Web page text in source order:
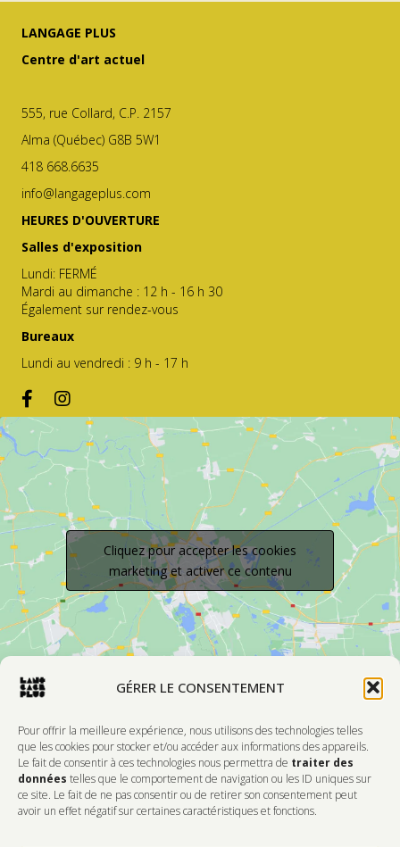
GÉRER LE CONSENTEMENT
Pour offrir la meilleure expérience, nous utilisons des technologies telles
que les cookies pour stocker et/ou accéder aux informations des appareils.
Le fait de consentir à ces technologies nous permettra de traiter des
données telles que le comportement de navigation ou les ID uniques sur
ce site. Le fait de ne pas consentir ou de retirer son consentement peut
avoir un effet négatif sur certaines caractéristiques et fonctions.
En savoir plus...
info@langageplus.com
HEURES D'OUVERTURE
Salles d'exposition
Lundi: FERMÉ
Mardi au dimanche : 12 h - 16 h 30
Également sur rendez-vous
Bureaux
Lundi au vendredi : 9 h - 17 h
Cliquez pour accepter les cookies